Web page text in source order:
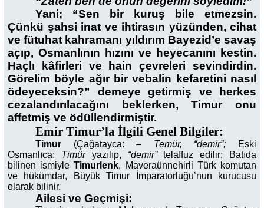
Yani; “Sen bir kuruş bile etmezsin.
Çünkü şahsi inat ve ihtirasın yüzünden, cihat
ve fütuhat kahramanı yıldırım Bayezid’e savaş
açıp, Osmanlının hızını ve heyecanını kestin.
Haçlı kâfirleri ve hain çevreleri sevindirdin.
Görelim böyle ağır bir vebalin kefaretini nasıl
ödeyeceksin?” demeye getirmiş ve herkes
cezalandırılacağını beklerken, Timur onu
affetmiş ve ödüllendirmiştir.
Emir Timur’la İlgili Genel Bilgiler:
Timur (Çağatayca: – Temür, “demir”; Eski
Osmanlıca: Timüryazılıp, “demir”telaffuz edilir; Batıda
bilinen ismiyleTimurlenk, Maveraünnehirli Türk komutan
ve hükümdar, Büyük Timur İmparatorluğu’nun kurucusu
olarak bilinir.
Ailesi ve Geçmişi: